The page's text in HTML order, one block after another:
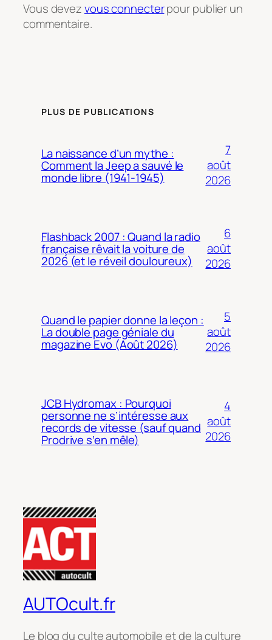
Vous devezvous connecterpour publier un
commentaire.
PLUS DE PUBLICATIONS
La naissance d’un mythe :
Comment la Jeep a sauvé le
monde libre (1941-1945)
7
août
2026
Flashback 2007 : Quand la radio
française rêvait la voiture de
2026 (et le réveil douloureux)
6
août
2026
Quand le papier donne la leçon :
La double page géniale du
magazine Evo (Août 2026)
5
août
2026
JCB Hydromax : Pourquoi
personne ne s’intéresse aux
records de vitesse (sauf quand
Prodrive s’en mêle)
4
août
2026
AUTOcult.fr
Le blog du culte automobile et de la culture